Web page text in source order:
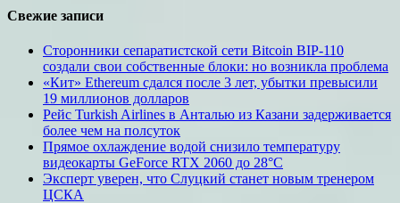
Свежие записи
Сторонники сепаратистской сети Bitcoin BIP-110
создали свои собственные блоки: но возникла проблема
«Кит» Ethereum сдался после 3 лет, убытки превысили
19 миллионов долларов
Рейс Turkish Airlines в Анталью из Казани задерживается
более чем на полсуток
Прямое охлаждение водой снизило температуру
видеокарты GeForce RTX 2060 до 28°C
Эксперт уверен, что Слуцкий станет новым тренером
ЦСКА